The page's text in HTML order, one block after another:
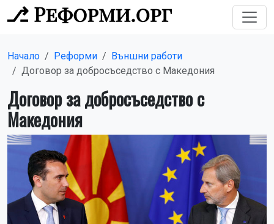
Начало Реформи
Външни работи
Договор за добросъседство с Македония
Договор за добросъседство с
Македония